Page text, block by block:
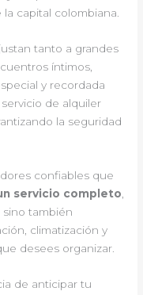
capital colombiana.
tanto a grandes
íntimos,
y recordada
de alquiler
la seguridad
confiables que
servicio completo,
sino también
climatización y
desees organizar.
de anticipar tu